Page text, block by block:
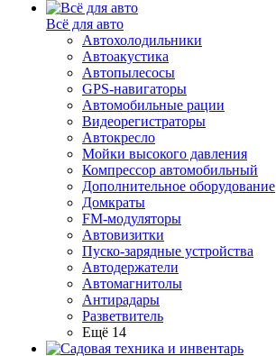
Всё для авто
Автохолодильники
Автоакустика
Автопылесосы
GPS-навигаторы
Автомобильные рации
Видеорегистраторы
Автокресло
Мойки высокого давления
Компрессор автомобильный
Дополнительное оборудование
Домкраты
FM-модуляторы
Автовизитки
Пуско-зарядные устройства
Автодержатели
Автомагнитолы
Антирадары
Разветвитель
Ещё 14